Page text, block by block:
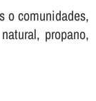
o comunidades,
propano,